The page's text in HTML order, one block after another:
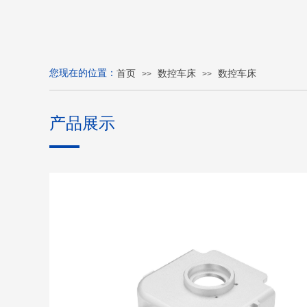
首页 >> 数控车床 >> 数控车床
您现在的位置：
产品展示